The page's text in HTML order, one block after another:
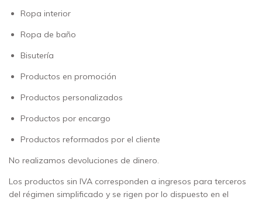
Ropa interior
Ropa de baño
Bisutería
Productos en promoción
Productos personalizados
Productos por encargo
Productos reformados por el cliente
No realizamos devoluciones de dinero.
Los productos sin IVA corresponden a ingresos para terceros
del régimen simplificado y se rigen por lo dispuesto en el